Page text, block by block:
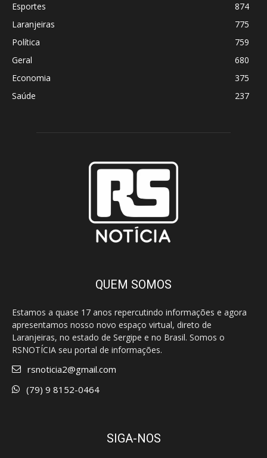
Esportes
874
Laranjeiras
775
Política
759
Geral
680
Economia
375
Saúde
237
QUEM SOMOS
Estamos a quase 17 anos repercutindo informações e agora
apresentamos nosso novo espaço virtual, direto de
Laranjeiras, no estado de Sergipe e no Brasil. Somos o
RSNOTÍCIA seu portal de informações.
rsnoticia2@gmail.com
(79) 9 8152-0464
SIGA-NOS